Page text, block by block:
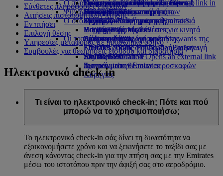
στο αεροδρόμιο Opens an external link in
a new tab
Γεύματα στην Οικονομική Θέση
Ποτά και αναψυκτικά
Ο στόλος μας
Boeing 777
Emirates A380
Emirates A350
Emirates Executive
Διαγράμματα θέσεων αεροσκαφών
Συλλογή αφορολογήτων ειδών της
Emirates
Επίσημο κατάστημα της Emirates
Γεύματα για παιδιά και βρέφη
Ψυχαγωγία για παιδιά
Ψυχαγωγικό πρόγραμμα για παιδιά
Παιχνίδια για παιδιά
Δραστηριότητες για παιδιά
Ο πλανήτης μας
Βιωσιμότητα δραστηριοτήτων
Περιβαλλοντική πολιτική
Περιβαλλοντικές εκθέσεις
Οι τοπικές κοινότητες
Emirates Airline FoundationEmirates
Airline Foundation Opens an external link
in a new tab
Χορηγίες
Opens an external link in a new tab
Συνεργαζόμενες εταιρείες
Skywards Rail
Υπολογιστής Μιλίων
Σύνδεση στο πρόγραμμα Skywards της
Emirates
Skywards+
Προσιτά ταξίδια με την Emirates
Ειδική βοήθεια και αιτήματα
Emirates
Η εμπειρία σας εν πτήσει
Εργαλεία και πληροφορίες
Η Εφαρμογή της Emirates για κινητά
Ακύρωση ή αλλαγή κράτησης
Καθυστερήσεις στην ομαλή διεξαγωγή
του ταξιδιού
Σχετικά με την Emirates
Σύνθετες πληροφορίες επιβατών
Αιτήσεις πιστοποιητικών πτήσης
Εν πτήσει
Επιλογή θέσης
Υπηρεσίες μεταφοράς με προσωπικό οδηγό
Συμβουλές για θεωρήσεις εισόδου και διαβατήρια
Ηλεκτρονικό check in
Τι είναι το ηλεκτρονικό check-in; Πότε και πού
μπορώ να το χρησιμοποιήσω;
Το ηλεκτρονικό check-in σάς δίνει τη δυνατότητα να
εξοικονομήσετε χρόνο και να ξεκινήσετε το ταξίδι σας με
άνεση κάνοντας check-in για την πτήση σας με την Emirates
μέσω του ιστοτόπου πριν την άφιξή σας στο αεροδρόμιο.